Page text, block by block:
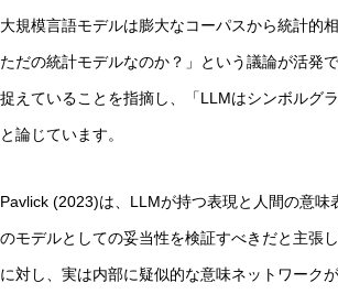
大規模言語モデルは膨大なコーパスから統計的
ただの統計モデルなのか？」という議論が活発
捉えていることを指摘し、「LLMはシンボルグ
と論じています。
Pavlick (2023)は、LLMが持つ表現と人間の意
のモデルとしての妥当性を検証すべきだと主張
に対し、実は内部に疑似的な意味ネットワーク